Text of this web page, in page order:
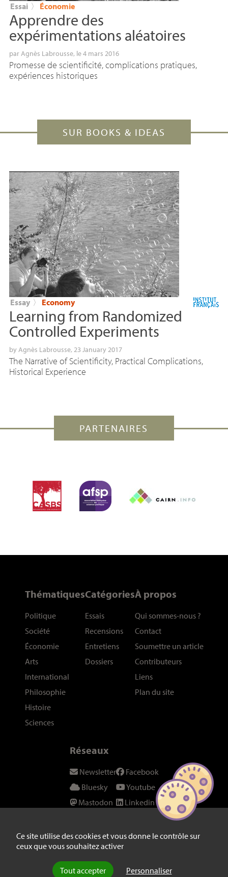
Ce site utilise des cookies et vous donne le contrôle sur
ceux que vous souhaitez activer
Tout accepter Personnaliser
Essai 〉 Économie
Apprendre des
expérimentations aléatoires
par Agnès Labrousse, le 4 mars 2016
Promesse de scientificité, complications pratiques,
expériences historiques
SUR BOOKS & IDEAS
Essay 〉 Economy
Learning from Randomized
Controlled Experiments
byAgnès Labrousse, 23 January 2017
The Narrative of Scientificity, Practical Complications,
Historical Experience
PARTENAIRES
Thématiques
Politique
Société
Économie
Arts
International
Philosophie
Histoire
Sciences
Catégories
Essais
Recensions
Entretiens
Dossiers
À propos
Qui sommes-nous ?
Contact
Soumettre un article
Contributeurs
Liens
Plan du site
Réseaux
Newsletter
Bluesky
Mastodon
Instagram
Twitter/X
Facebook
Youtube
Linkedin
Fil RSS